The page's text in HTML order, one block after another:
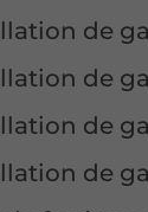
de
de
de
de